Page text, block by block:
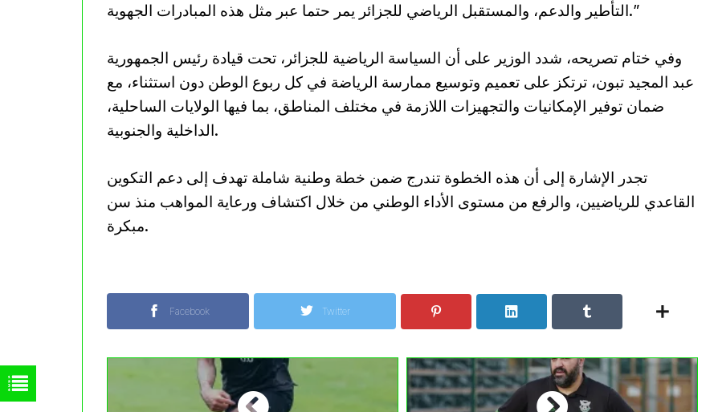
التأطير والدعم، والمستقبل الرياضي للجزائر يمر حتما عبر مثل هذه المبادرات الجهوية.”
وفي ختام تصريحه، شدد الوزير على أن السياسة الرياضية للجزائر، تحت قيادة رئيس الجمهورية
عبد المجيد تبون، ترتكز على تعميم وتوسيع ممارسة الرياضة في كل ربوع الوطن دون استثناء، مع
ضمان توفير الإمكانيات والتجهيزات اللازمة في مختلف المناطق، بما فيها الولايات الساحلية،
الداخلية والجنوبية.
تجدر الإشارة إلى أن هذه الخطوة تندرج ضمن خطة وطنية شاملة تهدف إلى دعم التكوين
القاعدي للرياضيين، والرفع من مستوى الأداء الوطني من خلال اكتشاف ورعاية المواهب منذ سن
مبكرة.
Facebook Twitter